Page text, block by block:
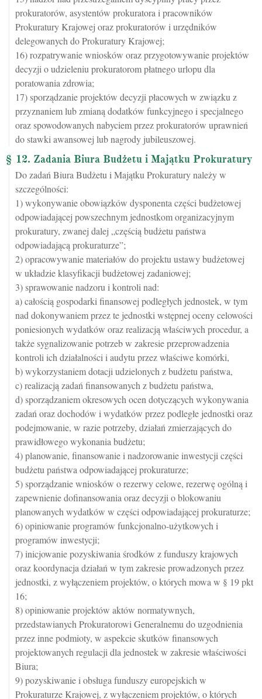
prokuratorów, asystentów prokuratora i pracowników
Prokuratury Krajowej oraz prokuratorów i urzędników
delegowanych do Prokuratury Krajowej;
16) rozpatrywanie wniosków oraz przygotowywanie projektów
decyzji o udzieleniu prokuratorom płatnego urlopu dla
poratowania zdrowia;
17) sporządzanie projektów decyzji płacowych w związku z
przyznaniem lub zmianą dodatków funkcyjnego i specjalnego
oraz spowodowanych nabyciem przez prokuratorów uprawnień
do stawki awansowej lub nagrody jubileuszowej.
§ 12. Zadania Biura Budżetu i Majątku Prokuratury
Do zadań Biura Budżetu i Majątku Prokuratury należy w
szczególności:
1) wykonywanie obowiązków dysponenta części budżetowej
odpowiadającej powszechnym jednostkom organizacyjnym
prokuratury, zwanej dalej „częścią budżetu państwa
odpowiadającą prokuraturze”;
2) opracowywanie materiałów do projektu ustawy budżetowej
w układzie klasyfikacji budżetowej zadaniowej;
3) sprawowanie nadzoru i kontroli nad:
a) całością gospodarki finansowej podległych jednostek, w tym
nad dokonywaniem przez te jednostki wstępnej oceny celowości
poniesionych wydatków oraz realizacją właściwych procedur, a
także sygnalizowanie potrzeb w zakresie przeprowadzenia
kontroli ich działalności i audytu przez właściwe komórki,
b) wykorzystaniem dotacji udzielonych z budżetu państwa,
c) realizacją zadań finansowanych z budżetu państwa,
d) sporządzaniem okresowych ocen dotyczących wykonywania
zadań oraz dochodów i wydatków przez podległe jednostki oraz
podejmowanie, w razie potrzeby, działań zmierzających do
prawidłowego wykonania budżetu;
4) planowanie, finansowanie i nadzorowanie inwestycji części
budżetu państwa odpowiadającej prokuraturze;
5) sporządzanie wniosków o rezerwy celowe, rezerwę ogólną i
zapewnienie dofinansowania oraz decyzji o blokowaniu
planowanych wydatków w części odpowiadającej prokuraturze;
6) opiniowanie programów funkcjonalno-użytkowych i
programów inwestycji;
7) inicjowanie pozyskiwania środków z funduszy krajowych
oraz koordynacja działań w tym zakresie prowadzonych przez
jednostki, z wyłączeniem projektów, o których mowa w § 19 pkt
16;
8) opiniowanie projektów aktów normatywnych,
przedstawianych Prokuratorowi Generalnemu do uzgodnienia
przez inne podmioty, w aspekcie skutków finansowych
projektowanych regulacji dla jednostek w zakresie właściwości
Biura;
9) pozyskiwanie i obsługa funduszy europejskich w
Prokuraturze Krajowej, z wyłączeniem projektów, o których